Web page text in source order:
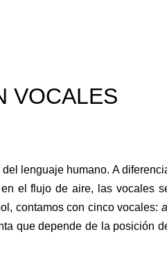
VOCALES
lenguaje humano. A
el flujo de aire, las vocales
contamos con cinco vocales: a
que depende de la posición